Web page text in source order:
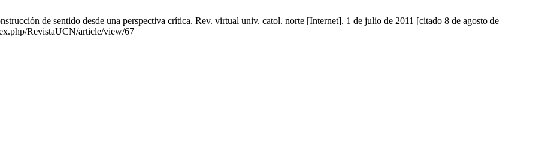
de sentido desde una perspectiva crítica. Rev. virtual univ. catol. norte [Internet]. 1 de julio de 2011 [citado 8 de agosto de
RevistaUCN/article/view/67